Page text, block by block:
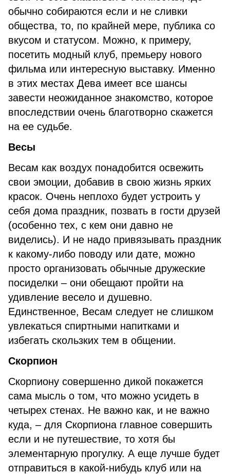
обычно собираются если и не сливки
общества, то, по крайней мере, публика со
вкусом и статусом. Можно, к примеру,
посетить модный клуб, премьеру нового
фильма или интересную выставку. Именно
в этих местах Дева имеет все шансы
завести неожиданное знакомство, которое
впоследствии очень благотворно скажется
на ее судьбе.
Весы
Весам как воздух понадобится освежить
свои эмоции, добавив в свою жизнь ярких
красок. Очень неплохо будет устроить у
себя дома праздник, позвать в гости друзей
(особенно тех, с кем они давно не
виделись). И не надо привязывать праздник
к какому-либо поводу или дате, можно
просто организовать обычные дружеские
посиделки – они обещают пройти на
удивление весело и душевно.
Единственное, Весам следует не слишком
увлекаться спиртными напитками и
избегать скользких тем в общении.
Скорпион
Скорпиону совершенно дикой покажется
сама мысль о том, что можно усидеть в
четырех стенах. Не важно как, и не важно
куда, – для Скорпиона главное совершить
если и не путешествие, то хотя бы
элементарную прогулку. А еще лучше будет
отправиться в какой-нибудь клуб или на